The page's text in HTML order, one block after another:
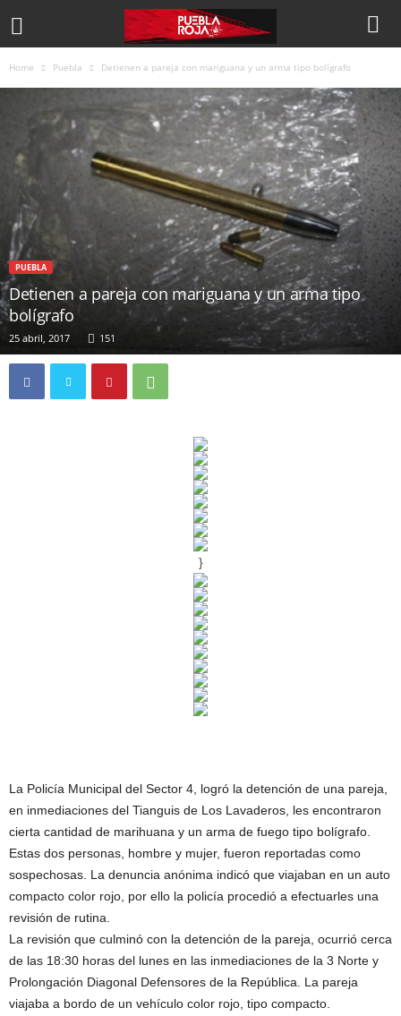
Home Puebla Detienen a pareja con mariguana y un arma tipo bolígrafo
PUEBLA
Detienen a pareja con mariguana y un arma tipo
bolígrafo
25 abril, 2017 151
}
La Policía Municipal del Sector 4, logró la detención de una pareja,
en inmediaciones del Tianguis de Los Lavaderos, les encontraron
cierta cantidad de marihuana y un arma de fuego tipo bolígrafo.
Estas dos personas, hombre y mujer, fueron reportadas como
sospechosas. La denuncia anónima indicó que viajaban en un auto
compacto color rojo, por ello la policía procedió a efectuarles una
revisión de rutina.
La revisión que culminó con la detención de la pareja, ocurrió cerca
de las 18:30 horas del lunes en las inmediaciones de la 3 Norte y
Prolongación Diagonal Defensores de la República. La pareja
viajaba a bordo de un vehículo color rojo, tipo compacto.